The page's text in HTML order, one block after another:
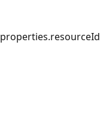
properties.resourceId